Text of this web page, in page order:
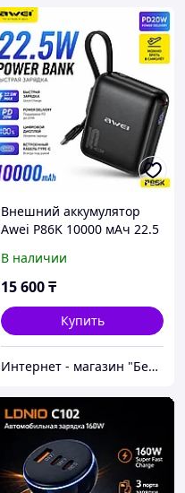
Внешний аккумулятор
Awei P86K 10000 мАч 22.5
В наличии
15 600₸
Купить
Интернет - магазин "Безопасный Дом"